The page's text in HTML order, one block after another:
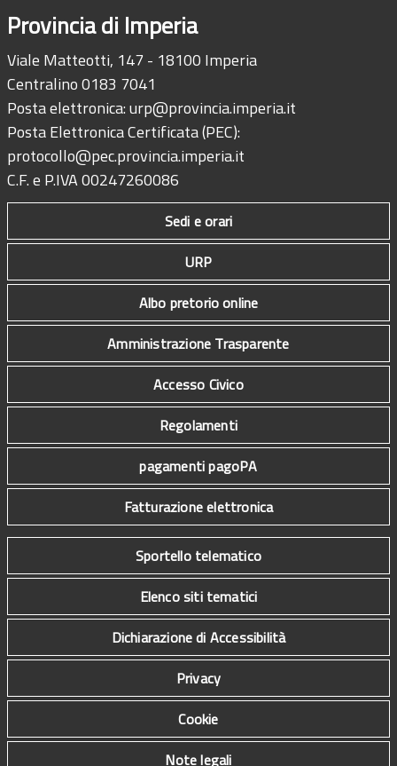
Provincia di Imperia
Viale Matteotti, 147 - 18100 Imperia
Centralino 0183 7041
Posta elettronica:urp@provincia.imperia.it
Posta Elettronica Certificata (PEC):
protocollo@pec.provincia.imperia.it
C.F. e P.IVA 00247260086
Sedi e orari
URP
Albo pretorio online
Amministrazione Trasparente
Accesso Civico
Regolamenti
pagamenti pagoPA
Fatturazione elettronica
Sportello telematico
Elenco siti tematici
Dichiarazione di Accessibilità
Privacy
Cookie
Note legali